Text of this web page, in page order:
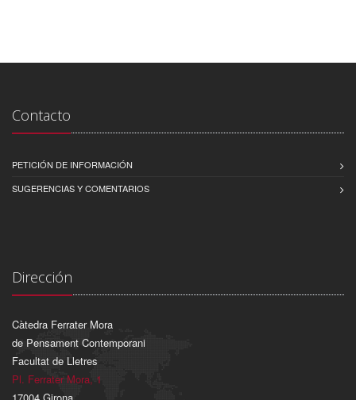
Contacto
PETICIÓN DE INFORMACIÓN
SUGERENCIAS Y COMENTARIOS
Dirección
Càtedra Ferrater Mora
de Pensament Contemporani
Facultat de Lletres
Pl. Ferrater Mora, 1